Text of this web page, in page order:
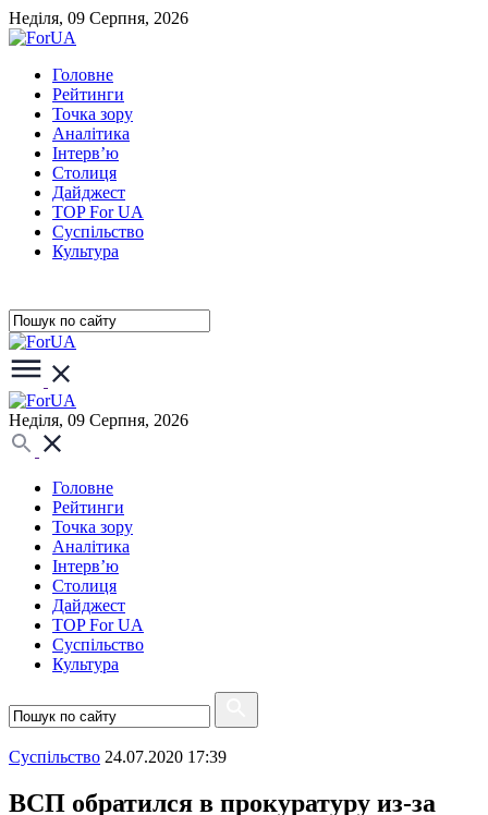
Неділя, 09 Серпня, 2026
Головне
Рейтинги
Точка зору
Аналітика
Інтерв’ю
Столиця
Дайджест
TOP For UA
Суспiльство
Культура
Неділя, 09 Серпня, 2026
Головне
Рейтинги
Точка зору
Аналітика
Інтерв’ю
Столиця
Дайджест
TOP For UA
Суспiльство
Культура
Суспiльство 24.07.2020 17:39
ВСП обратился в прокуратуру из-за